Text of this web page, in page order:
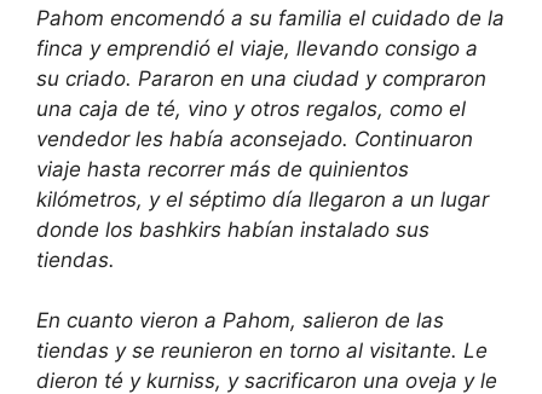
Pahom encomendó a su familia el cuidado de la
finca y emprendió el viaje, llevando consigo a
su criado. Pararon en una ciudad y compraron
una caja de té, vino y otros regalos, como el
vendedor les había aconsejado. Continuaron
viaje hasta recorrer más de quinientos
kilómetros, y el séptimo día llegaron a un lugar
donde los bashkirs habían instalado sus
tiendas.
En cuanto vieron a Pahom, salieron de las
tiendas y se reunieron en torno al visitante. Le
dieron té y kurniss, y sacrificaron una oveja y le